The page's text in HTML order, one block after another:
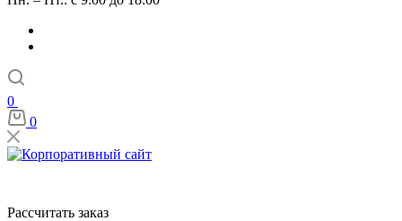
0
0
Рассчитать заказ